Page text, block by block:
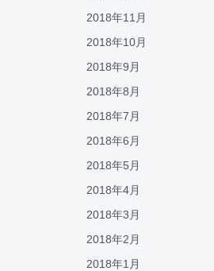
2018年11月
2018年10月
2018年9月
2018年8月
2018年7月
2018年6月
2018年5月
2018年4月
2018年3月
2018年2月
2018年1月